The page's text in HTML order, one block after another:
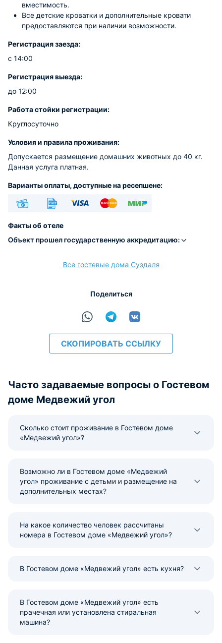
вместимость.
Все детские кроватки и дополнительные кровати
предоставляются при наличии возможности.
Регистрация заезда:
с 14:00
Регистрация выезда:
до 12:00
Работа стойки регистрации:
Круглосуточно
Условия и правила проживания:
Допускается размещение домашних животных до 40 кг.
Данная услуга платная.
Варианты оплаты, доступные на ресепшене:
Факты об отеле
Объект прошел государственную аккредитацию:
Все гостевые дома Суздаля
Поделиться
СКОПИРОВАТЬ ССЫЛКУ
Часто задаваемые вопросы о Гостевом
доме Медвежий угол
Сколько стоит проживание в Гостевом доме
«Медвежий угол»?
Возможно ли в Гостевом доме «Медвежий
угол» проживание с детьми и размещение на
дополнительных местах?
На какое количество человек рассчитаны
номера в Гостевом доме «Медвежий угол»?
В Гостевом доме «Медвежий угол» есть кухня?
В Гостевом доме «Медвежий угол» есть
прачечная или установлена стиральная
машина?